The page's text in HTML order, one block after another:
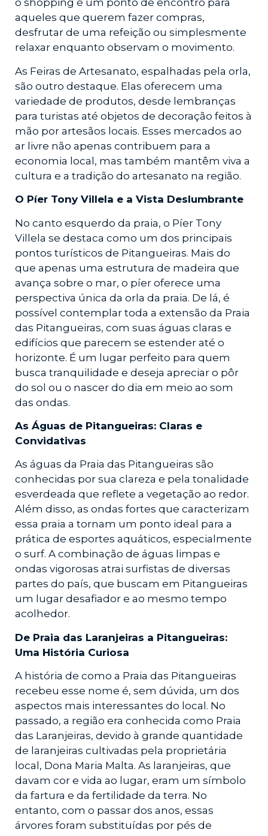
o shopping é um ponto de encontro para
aqueles que querem fazer compras,
desfrutar de uma refeição ou simplesmente
relaxar enquanto observam o movimento.
As Feiras de Artesanato, espalhadas pela orla,
são outro destaque. Elas oferecem uma
variedade de produtos, desde lembranças
para turistas até objetos de decoração feitos à
mão por artesãos locais. Esses mercados ao
ar livre não apenas contribuem para a
economia local, mas também mantêm viva a
cultura e a tradição do artesanato na região.
O Píer Tony Villela e a Vista Deslumbrante
No canto esquerdo da praia, o Píer Tony
Villela se destaca como um dos principais
pontos turísticos de Pitangueiras. Mais do
que apenas uma estrutura de madeira que
avança sobre o mar, o píer oferece uma
perspectiva única da orla da praia. De lá, é
possível contemplar toda a extensão da Praia
das Pitangueiras, com suas águas claras e
edifícios que parecem se estender até o
horizonte. É um lugar perfeito para quem
busca tranquilidade e deseja apreciar o pôr
do sol ou o nascer do dia em meio ao som
das ondas.
As Águas de Pitangueiras: Claras e
Convidativas
As águas da Praia das Pitangueiras são
conhecidas por sua clareza e pela tonalidade
esverdeada que reflete a vegetação ao redor.
Além disso, as ondas fortes que caracterizam
essa praia a tornam um ponto ideal para a
prática de esportes aquáticos, especialmente
o surf. A combinação de águas limpas e
ondas vigorosas atrai surfistas de diversas
partes do país, que buscam em Pitangueiras
um lugar desafiador e ao mesmo tempo
acolhedor.
De Praia das Laranjeiras a Pitangueiras:
Uma História Curiosa
A história de como a Praia das Pitangueiras
recebeu esse nome é, sem dúvida, um dos
aspectos mais interessantes do local. No
passado, a região era conhecida como Praia
das Laranjeiras, devido à grande quantidade
de laranjeiras cultivadas pela proprietária
local, Dona Maria Malta. As laranjeiras, que
davam cor e vida ao lugar, eram um símbolo
da fartura e da fertilidade da terra. No
entanto, com o passar dos anos, essas
árvores foram substituídas por pés de